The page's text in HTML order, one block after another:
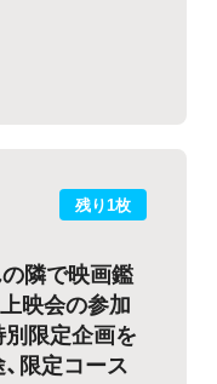
残り1枚
隣で映画鑑
映会の参加
限定企画を
限定コース